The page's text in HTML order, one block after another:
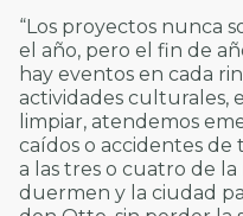
“Los proyectos nunca
el año, pero el fin de
hay eventos en cada
actividades culturales,
limpiar, atendemos
caídos o accidentes de
a las tres o cuatro de
duermen y la ciudad